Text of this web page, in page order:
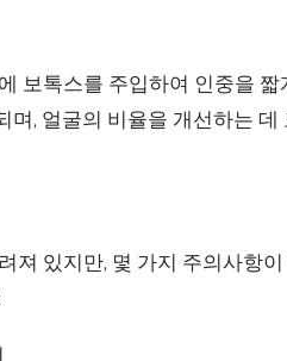
보톡스를 주입하여 인중을
며, 얼굴의 비율을 개선하는 데
져 있지만, 몇 가지 주의사항